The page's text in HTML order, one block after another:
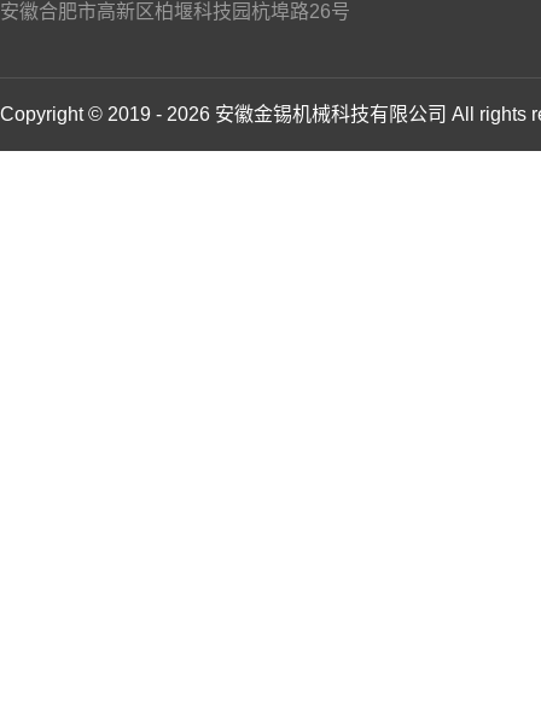
安徽合肥市高新区柏堰科技园杭埠路26号
Copyright © 2019 - 2026 安徽金锡机械科技有限公司 All